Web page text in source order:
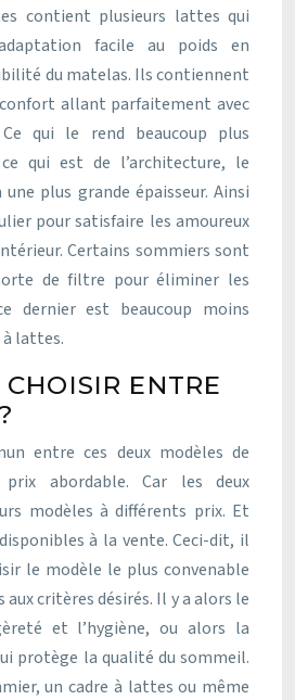
contient plusieurs lattes qui
facile au poids en
du matelas. Ils contiennent
confort allant parfaitement avec
qui le rend beaucoup plus
qui est de l’architecture, le
plus grande épaisseur. Ainsi
pour satisfaire les amoureux
Certains sommiers sont
de filtre pour éliminer les
dernier est beaucoup moins
à lattes.
ENTRE
entre ces deux modèles de
abordable. Car les deux
modèles à différents prix. Et
à la vente. Ceci-dit, il
le modèle le plus convenable
critères désirés. Il y a alors le
et l’hygiène, ou alors la
protège la qualité du sommeil.
un cadre à lattes ou même